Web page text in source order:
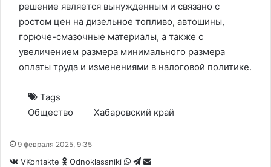
решение является вынужденным и связано с
ростом цен на дизельное топливо, автошины,
горюче-смазочные материалы, а также с
увеличением размера минимального размера
оплаты труда и изменениями в налоговой политике.
Tags
Общество
Хабаровский край
9 февраля 2025, 9:35
VKontakte Odnoklassniki WhatsApp
Telegram
Share